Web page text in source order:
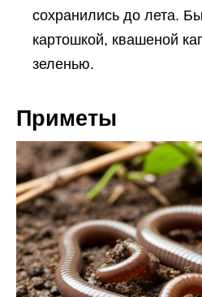
сохранились до лета.
картошкой, квашеной
зеленью.
Приметы